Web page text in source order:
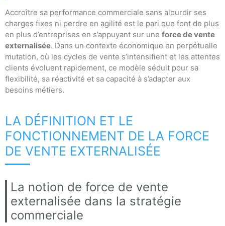
Accroître sa performance commerciale sans alourdir ses
charges fixes ni perdre en agilité est le pari que font de plus
en plus d’entreprises en s’appuyant sur une force de vente
externalisée. Dans un contexte économique en perpétuelle
mutation, où les cycles de vente s’intensifient et les attentes
clients évoluent rapidement, ce modèle séduit pour sa
flexibilité, sa réactivité et sa capacité à s’adapter aux
besoins métiers.
LA DÉFINITION ET LE
FONCTIONNEMENT DE LA FORCE
DE VENTE EXTERNALISÉE
La notion de force de vente
externalisée dans la stratégie
commerciale